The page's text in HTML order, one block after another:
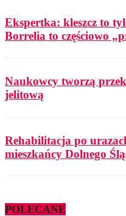
Ekspertka: kleszcz to
Borrelia to częściowo
Naukowcy tworzą
jelitową
Rehabilitacja po
mieszkańcy Dolnego
POLECANE